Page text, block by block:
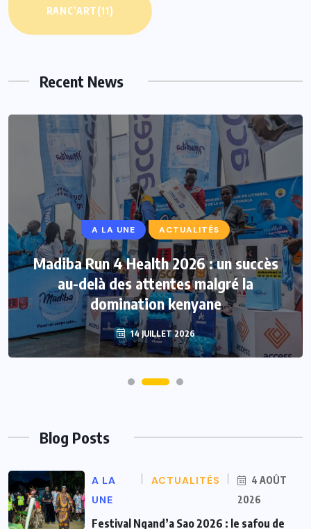
RANC’ART(11)
Recent News
A LA UNE ACTUALITÉS
Madiba Run 4 Health 2026 : un succès
au-delà des attentes malgré la
domination kenyane
14 JUILLET 2026
Blog Posts
A LA
UNE
ACTUALITÉS
4 AOÛT
2026
Festival Ngand’a Sao 2026 : le safou de